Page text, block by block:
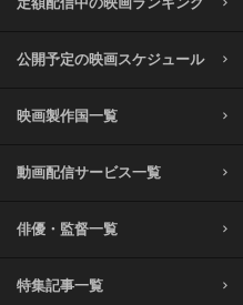
公開予定の映画スケジュール
映画製作国一覧
動画配信サービス一覧
俳優・監督一覧
特集記事一覧